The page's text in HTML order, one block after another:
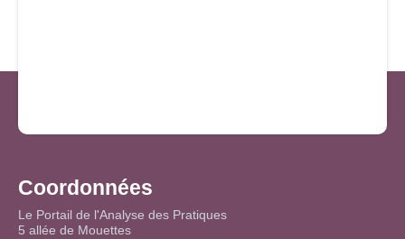
Coordonnées
Le Portail de l'Analyse des Pratiques
5 allée de Mouettes